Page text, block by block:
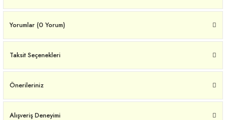
Yorumlar (0 Yorum)
Taksit Seçenekleri
Önerileriniz
Alışveriş Deneyimi